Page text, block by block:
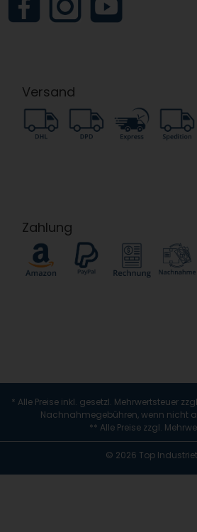
Versand
Zahlung
* Alle Preise inkl. gesetzl. Mehrwertsteuer
Nachnahmegebühren, wenn nicht
** Alle Preise zzgl.
© 2026 Top